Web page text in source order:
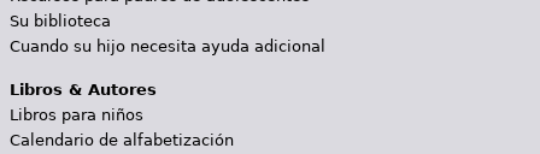
Su biblioteca
Cuando su hijo necesita ayuda adicional
Libros & Autores
Libros para niños
Calendario de alfabetización